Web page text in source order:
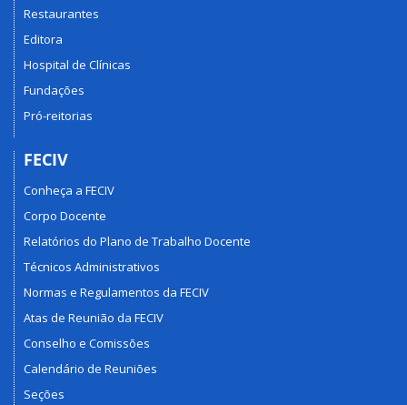
Restaurantes
Editora
Hospital de Clínicas
Fundações
Pró-reitorias
FECIV
Conheça a FECIV
Corpo Docente
Relatórios do Plano de Trabalho Docente
Técnicos Administrativos
Normas e Regulamentos da FECIV
Atas de Reunião da FECIV
Conselho e Comissões
Calendário de Reuniões
Seções